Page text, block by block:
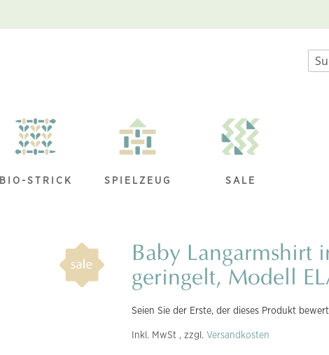
BIO-STRICK SPIELZEUG SALE
Baby Langarmshirt
geringelt, Modell
Seien Sie der Erste, der dieses Produkt
Inkl. MwSt , zzgl. Versandkosten